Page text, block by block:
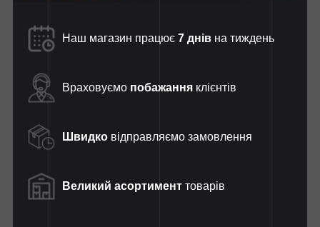
Наш магазин працює 7 днів на тиждень
Враховуємо побажання клієнтів
Швидко відправляємо замовлення
Великий асортимент товарів